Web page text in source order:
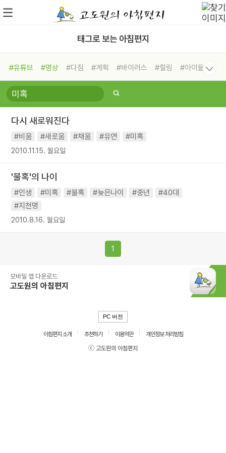
태그로 보는 아침편지
#유튜브 #명상 #다짐 #계획 #바이러스 #힐링
#아이들
#비전캠프
#독서캠프 #삶
#희망
#나눔 #친구 #링컨학교
#독서
#건강 #면역력
다시 새로워진다
#비움 #새로움 #채움 #유연 #미혹
2010.11.15. 월요일
'불혹'의 나이
#인생 #미혹 #불혹 #늦은나이 #중년
#40대
#지천명
2010.8.16. 월요일
1
모바일 앱 다운로드
고도원의 아침편지
PC 버전
아침편지 소개 추천하기 이용약관
개인정보 처리방침
ⓒ 고도원의 아침편지